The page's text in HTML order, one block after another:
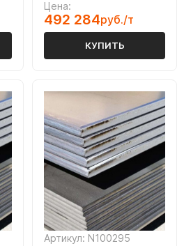
Цена:
492 284руб./т
КУПИТЬ
Артикул: N100295